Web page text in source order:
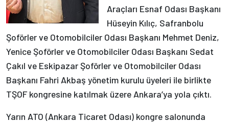
Araçları Esnaf Odası Başkanı
Hüseyin Kılıç, Safranbolu
Şoförler ve Otomobilciler Odası Başkanı Mehmet Deniz,
Yenice Şoförler ve Otomobilciler Odası Başkanı Sedat
Çakıl ve Eskipazar Şoförler ve Otomobilciler Odası
Başkanı Fahri Akbaş yönetim kurulu üyeleri ile birlikte
TŞOF kongresine katılmak üzere Ankara’ya yola çıktı.
Yarın ATO (Ankara Ticaret Odası) kongre salonunda